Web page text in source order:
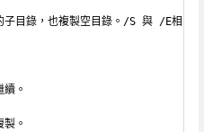
目錄，也複製空目錄。/S 與 /E相同
。
。